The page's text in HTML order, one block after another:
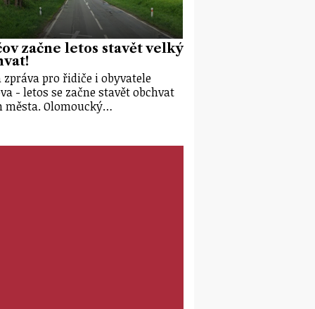
začne letos stavět velký
zpráva pro řidiče i obyvatele
- letos se začne stavět obchvat
města. Olomoucký…